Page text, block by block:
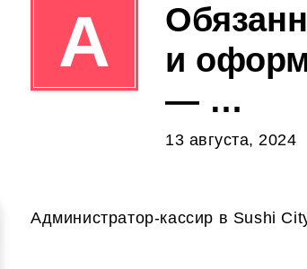
А
и
— …
13 августа, 2024
Администратор-кассир в Sushi